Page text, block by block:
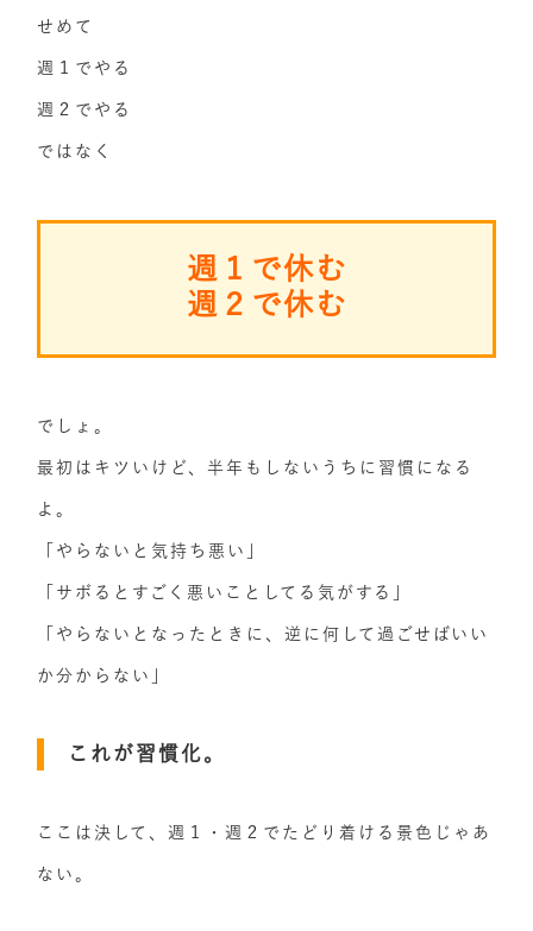
せめて
週１でやる
週２でやる
ではなく
週１で休む
週２で休む
でしょ。
最初はキツいけど、半年もしないうちに習慣になる
よ。
「やらないと気持ち悪い」
「サボるとすごく悪いことしてる気がする」
「やらないとなったときに、逆に何して過ごせばいい
か分からない」
これが習慣化。
ここは決して、週１・週２でたどり着ける景色じゃあ
ない。